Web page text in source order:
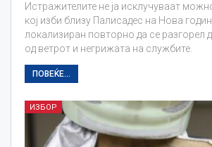
Истражителите не ја исклучуваат
кој изби близу Палисадес на Нова
локализиран повторно да се разгорел
од ветрот и негрижата на службите.
ПОВЕЌЕ...
ИЗБОР